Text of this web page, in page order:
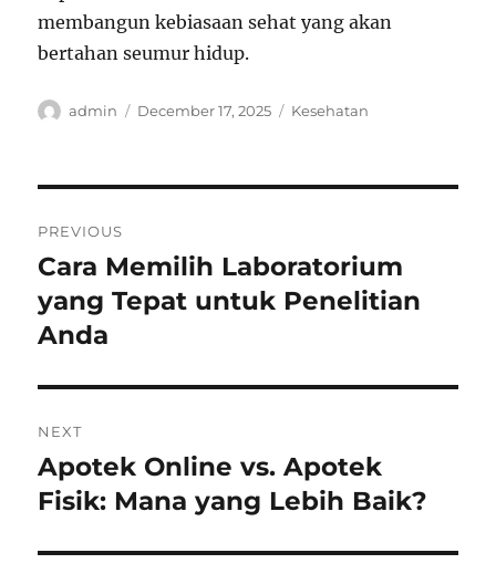
membangun kebiasaan sehat yang akan
bertahan seumur hidup.
Author
admin
Posted
December 17, 2025 Categories
Kesehatan
navigation
PREVIOUS
Previous
post:
Cara Memilih Laboratorium
yang Tepat untuk Penelitian
Anda
NEXT
Next
post:
Apotek Online vs. Apotek
Fisik: Mana yang Lebih Baik?